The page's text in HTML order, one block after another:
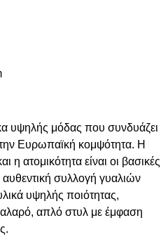
υψηλής μόδας που συνδυάζει
Ευρωπαϊκή κομψότητα. Η
ατομικότητα είναι οι βασικές
συλλογή γυαλιών
υψηλής ποιότητας,
χαλαρό, απλό στυλ με έμφαση